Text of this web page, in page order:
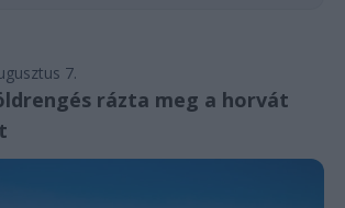
7.
rázta meg a horvát